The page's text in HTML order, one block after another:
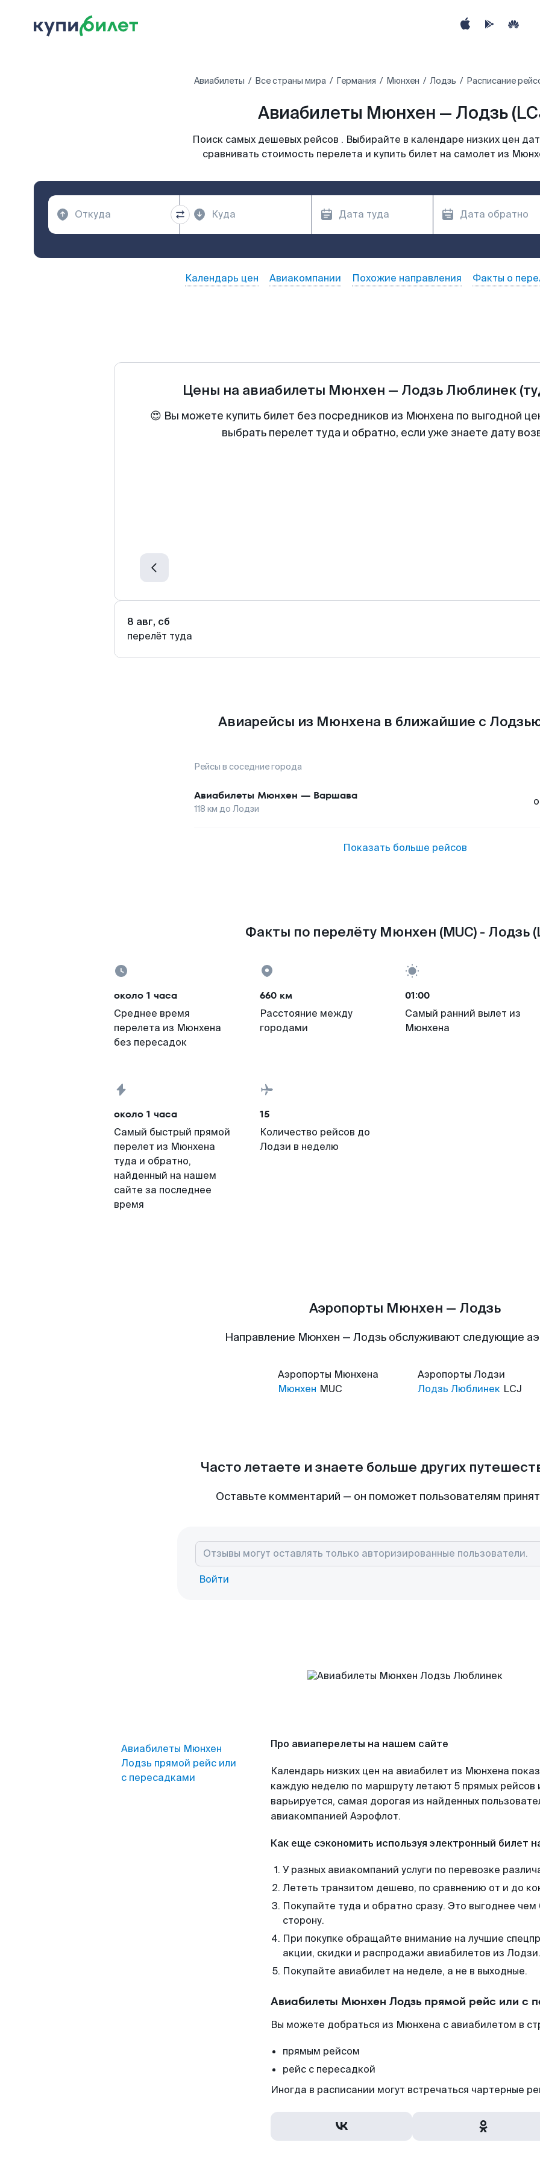
Авиабилеты Все страны мира Германия Мюнхен Лодзь Расписание
Авиабилеты Мюнхен — Лодзь
Поиск самых дешевых рейсов . Выбирайте в календаре низких цен
сравнивать стоимость перелета и купить билет на самолет из
Календарь цен Авиакомпании Похожие направления Факты о
Цены на авиабилеты Мюнхен — Лодзь Люблинек
😍 Вы можете купить билет без посредников из Мюнхена по выгодной
выбрать перелет туда и обратно, если уже знаете дату
8 авг, сб
перелёт туда
Авиарейсы из Мюнхена в ближайшие с
Рейсы в соседние города
Авиабилеты Мюнхен — Варшава
118 км до Лодзи
Показать больше рейсов
Факты по перелёту Мюнхен (MUC) - Лодзь
около 1 часа
Среднее время
перелета из Мюнхена
без пересадок
660 км
Расстояние между
городами
01:00
Самый ранний вылет из
Мюнхена
около 1 часа
Самый быстрый прямой
перелет из Мюнхена
туда и обратно,
найденный на нашем
сайте за последнее
время
15
Количество рейсов до
Лодзи в неделю
Аэропорты Мюнхен — Лодзь
Направление Мюнхен — Лодзь обслуживают следующие
Аэропорты Мюнхена
Мюнхен MUC
Аэропорты Лодзи
Лодзь Люблинек LCJ
Часто летаете и знаете больше других
Оставьте комментарий — он поможет пользователям
Войти
Авиабилеты Мюнхен
Лодзь прямой рейс или
с пересадками
Про авиаперелеты на нашем сайте
Календарь низких цен на авиабилет из Мюнхена
каждую неделю по маршруту летают 5 прямых рейсов
варьируется, самая дорогая из найденных
авиакомпанией Аэрофлот.
Как еще сэкономить используя электронный билет
У разных авиакомпаний услуги по перевозке
Лететь транзитом дешево, по сравнению от и до
Покупайте туда и обратно сразу. Это выгоднее
сторону.
При покупке обращайте внимание на лучшие
акции, скидки и распродажи авиабилетов из Лодзи.
Покупайте авиабилет на неделе, а не в выходные.
Авиабилеты Мюнхен Лодзь прямой рейс или с
Вы можете добраться из Мюнхена с авиабилетом в
прямым рейсом
рейс с пересадкой
Иногда в расписании могут встречаться чартерные